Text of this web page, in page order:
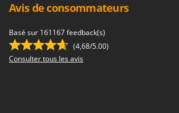
Avis de consommateurs
Basé sur 161167 feedback(s)
(4,68/5.00)
Consulter tous les avis